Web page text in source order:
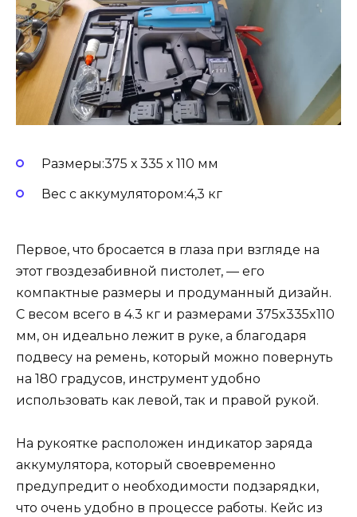
Размеры:375 х 335 х 110 мм
Вес с аккумулятором:4,3 кг
Первое, что бросается в глаза при взгляде на
этот гвоздезабивной пистолет, — его
компактные размеры и продуманный дизайн.
С весом всего в 4.3 кг и размерами 375x335x110
мм, он идеально лежит в руке, а благодаря
подвесу на ремень, который можно повернуть
на 180 градусов, инструмент удобно
использовать как левой, так и правой рукой.
На рукоятке расположен индикатор заряда
аккумулятора, который своевременно
предупредит о необходимости подзарядки,
что очень удобно в процессе работы. Кейс из